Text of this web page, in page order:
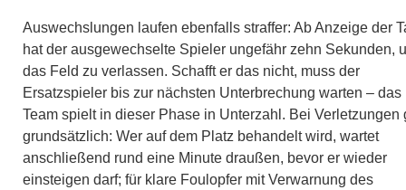
Auswechslungen laufen ebenfalls straffer: Ab Anzeige der
hat der ausgewechselte Spieler ungefähr zehn Sekunden,
das Feld zu verlassen. Schafft er das nicht, muss der
Ersatzspieler bis zur nächsten Unterbrechung warten – das
Team spielt in dieser Phase in Unterzahl. Bei Verletzungen
grundsätzlich: Wer auf dem Platz behandelt wird, wartet
anschließend rund eine Minute draußen, bevor er wieder
einsteigen darf; für klare Foulopfer mit Verwarnung des